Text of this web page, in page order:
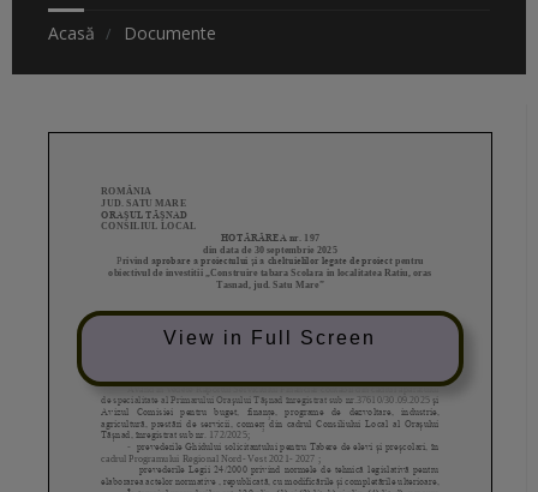
Acasă Documente
View in Full Screen